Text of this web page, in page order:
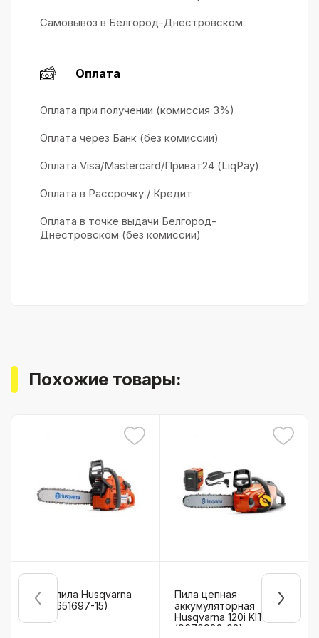
Самовывоз в Белгород-Днестровском
Оплата
Оплата при получении (комиссия 3%)
Оплата через Банк (без комиссии)
Оплата Visa/Mastercard/Приват24 (LiqPay)
Оплата в Рассрочку / Кредит
Оплата в точке выдачи Белгород-
Днестровском (без комиссии)
Похожие товары:
Бензопила Husqvarna
353 (9651697-15)
Пила цепная
аккумуляторная
Husqvarna 120i KIT
(9670982-02)